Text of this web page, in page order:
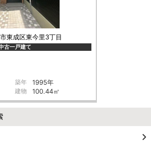
東成区東今里3丁目
古一戸建て
築年 1995年
建物 100.44㎡